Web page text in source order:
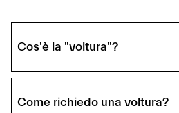
Cos'è la "voltura"?
Come richiedo una voltura?